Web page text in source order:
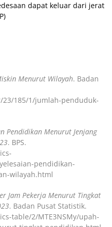
dapat keluar dari jerat
Menurut Wilayah. Badan
185/1/jumlah-penduduk-
Pendidikan Menurut Jenjang
. BPS.
pendidikan-
wilayah.html
Jam Pekerja Menurut Tingkat
. Badan Pusat Statistik.
table/2/MTE3NSMy/upah-